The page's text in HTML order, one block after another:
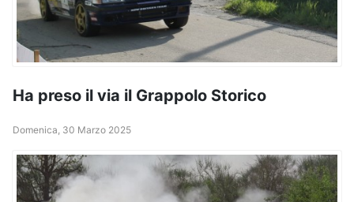
Ha preso il via il Grappolo Storico
Domenica, 30 Marzo 2025